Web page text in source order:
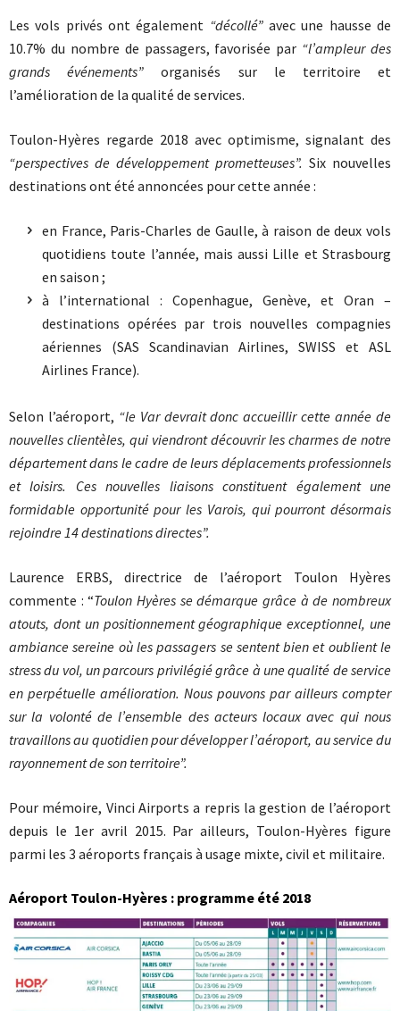
Les vols privés ont également “décollé”avec une hausse de
10.7% du nombre de passagers, favorisée par “l’ampleur des
grands événements” organisés sur le territoire et
l’amélioration de la qualité de services.
Toulon-Hyères regarde 2018 avec optimisme, signalant des
“perspectives de développement prometteuses”. Six nouvelles
destinations ont été annoncées pour cette année :
en France, Paris-Charles de Gaulle, à raison de deux vols
quotidiens toute l’année, mais aussi Lille et Strasbourg
en saison ;
à l’international : Copenhague, Genève, et Oran –
destinations opérées par trois nouvelles compagnies
aériennes (SAS Scandinavian Airlines, SWISS et ASL
Airlines France).
Selon l’aéroport, “le Var devrait donc accueillir cette année de
nouvelles clientèles, qui viendront découvrir les charmes de notre
département dans le cadre de leurs déplacements professionnels
et loisirs. Ces nouvelles liaisons constituent également une
formidable opportunité pour les Varois, qui pourront désormais
rejoindre 14 destinations directes”.
Laurence ERBS, directrice de l’aéroport Toulon Hyères
commente : “Toulon Hyères se démarque grâce à de nombreux
atouts, dont un positionnement géographique exceptionnel, une
ambiance sereine où les passagers se sentent bien et oublient le
stress du vol, un parcours privilégié grâce à une qualité de service
en perpétuelle amélioration. Nous pouvons par ailleurs compter
sur la volonté de l’ensemble des acteurs locaux avec qui nous
travaillons au quotidien pour développer l’aéroport, au service du
rayonnement de son territoire”.
Pour mémoire, Vinci Airports a repris la gestion de l’aéroport
depuis le 1er avril 2015. Par ailleurs, Toulon-Hyères figure
parmi les 3 aéroports français à usage mixte, civil et militaire.
Aéroport Toulon-Hyères : programme été 2018